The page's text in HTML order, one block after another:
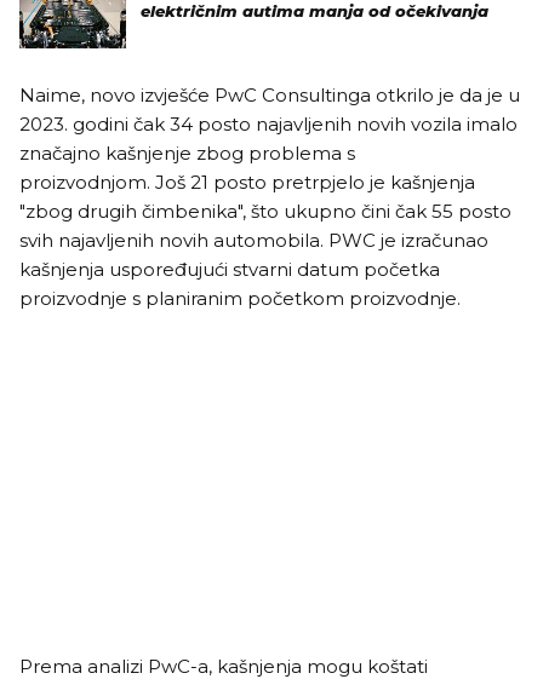
električnim autima manja od očekivanja
Naime, novo izvješće PwC Consultinga otkrilo je da je u
2023. godini čak 34 posto najavljenih novih vozila imalo
značajno kašnjenje zbog problema s
proizvodnjom. Još 21 posto pretrpjelo je kašnjenja
"zbog drugih čimbenika", što ukupno čini čak 55 posto
svih najavljenih novih automobila. PWC je izračunao
kašnjenja uspoređujući stvarni datum početka
proizvodnje s planiranim početkom proizvodnje.
Prema analizi PwC-a, kašnjenja mogu koštati